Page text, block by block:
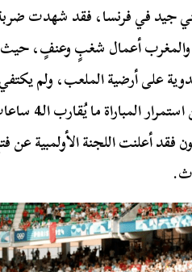
جيد في فرنسا، فقد شهدت
والمغرب أعمال شغبٍ وعنفٍ،
على أرضية الملعب، ولم
بل اقتحموا أرضية
فقد أعلنت اللجنة الأولمبية